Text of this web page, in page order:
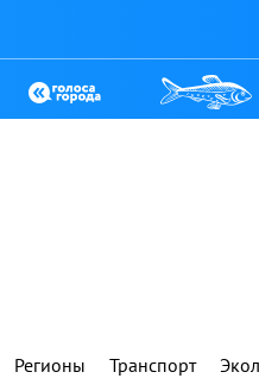
Регионы Транспорт